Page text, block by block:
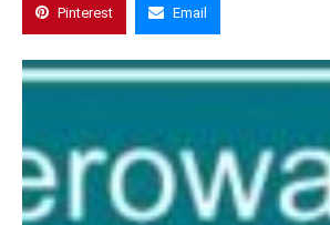
Pinterest Email